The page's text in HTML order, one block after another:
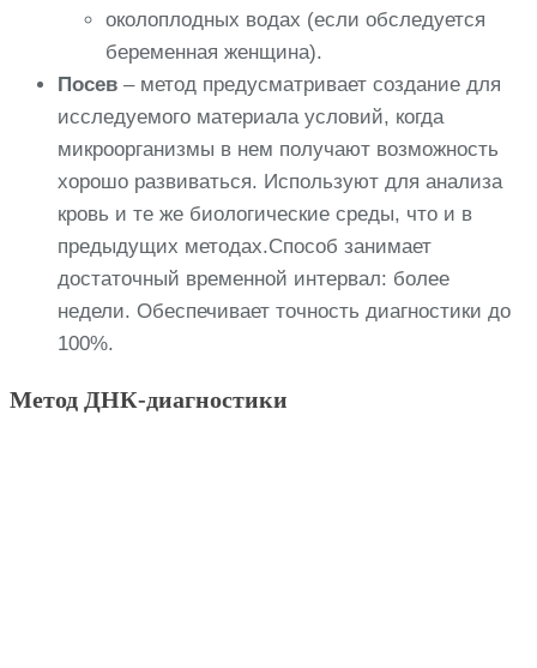
околоплодных водах (если обследуется
беременная женщина).
Посев – метод предусматривает создание для
исследуемого материала условий, когда
микроорганизмы в нем получают возможность
хорошо развиваться. Используют для анализа
кровь и те же биологические среды, что и в
предыдущих методах.Способ занимает
достаточный временной интервал: более
недели. Обеспечивает точность диагностики до
100%.
Метод ДНК-диагностики